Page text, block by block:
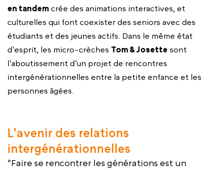
en tandem crée des animations interactives, et
culturelles qui font coexister des seniors avec des
étudiants et des jeunes actifs. Dans le même état
d'esprit, les micro-crèches Tom & Josette sont
l'aboutissement d'un projet de rencontres
intergénérationnelles entre la petite enfance et les
personnes âgées.
L'avenir des relations
intergénérationnelles
"Faire se rencontrer les générations est un